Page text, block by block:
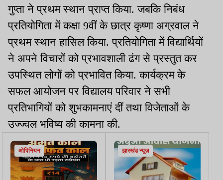
गुप्ता ने प्रथम स्थान प्राप्त किया. जबकि निबंध
प्रतियोगिता में कक्षा 9वीं के छात्र कृष्णा अग्रवाल ने
प्रथम स्थान हासिल किया. प्रतियोगिता में विद्यार्थियों
ने अपने विचारों को प्रभावशाली ढंग से प्रस्तुत कर
उपस्थित लोगों को प्रभावित किया. कार्यक्रम के
सफल आयोजन पर विद्यालय परिवार ने सभी
प्रतिभागियों को शुभकामनाएं दीं तथा विजेताओं के
उज्ज्वल भविष्य की कामना की.
ओपिनियन झारखंड न्यूज़